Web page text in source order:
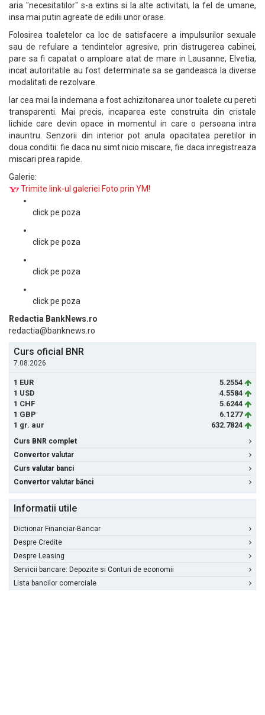
aria "necesitatilor" s-a extins si la alte activitati, la fel de umane,
insa mai putin agreate de edilii unor orase.
Folosirea toaletelor ca loc de satisfacere a impulsurilor sexuale
sau de refulare a tendintelor agresive, prin distrugerea cabinei,
pare sa fi capatat o amploare atat de mare in Lausanne, Elvetia,
incat autoritatile au fost determinate sa se gandeasca la diverse
modalitati de rezolvare.
Iar cea mai la indemana a fost achizitonarea unor toalete cu pereti
transparenti. Mai precis, incaparea este construita din cristale
lichide care devin opace in momentul in care o persoana intra
inauntru. Senzorii din interior pot anula opacitatea peretilor in
doua conditii: fie daca nu simt nicio miscare, fie daca inregistreaza
miscari prea rapide.
Galerie:
Trimite link-ul galeriei Foto prin YM!
click pe poza
click pe poza
click pe poza
click pe poza
Redactia BankNews.ro
redactia@banknews.ro
Curs oficial BNR
7.08.2026
1 EUR
5.2554
1 USD
4.5584
1 CHF
5.6244
1 GBP
6.1277
1 gr. aur
632.7824
Curs BNR complet
Convertor valutar
Curs valutar banci
Convertor valutar bănci
Informatii utile
Dictionar Financiar-Bancar
Despre Credite
Despre Leasing
Servicii bancare: Depozite si Conturi de economii
Lista bancilor comerciale